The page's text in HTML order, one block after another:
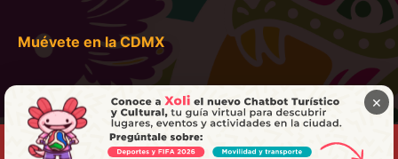
Muévete en la CDMX
×